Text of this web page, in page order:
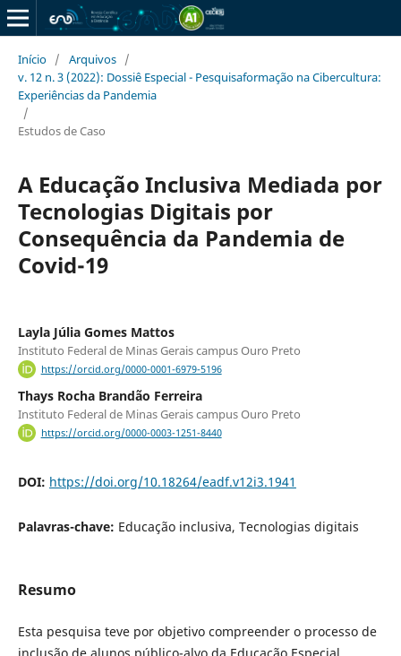
Início / Arquivos /
v. 12 n. 3 (2022): Dossiê Especial - Pesquisaformação na Cibercultura:
Experiências da Pandemia
/
Estudos de Caso
A Educação Inclusiva Mediada por
Tecnologias Digitais por
Consequência da Pandemia de
Covid-19
Layla Júlia Gomes Mattos
Instituto Federal de Minas Gerais campus Ouro Preto
https://orcid.org/0000-0001-6979-5196
Thays Rocha Brandão Ferreira
Instituto Federal de Minas Gerais campus Ouro Preto
https://orcid.org/0000-0003-1251-8440
DOI: https://doi.org/10.18264/eadf.v12i3.1941
Palavras-chave: Educação inclusiva, Tecnologias digitais
Resumo
Esta pesquisa teve por objetivo compreender o processo de